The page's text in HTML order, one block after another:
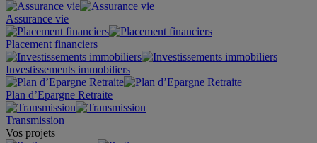
Assurance vie
Placement financiers
Investissements immobiliers
Plan d’Epargne Retraite
Transmission
Vos projets